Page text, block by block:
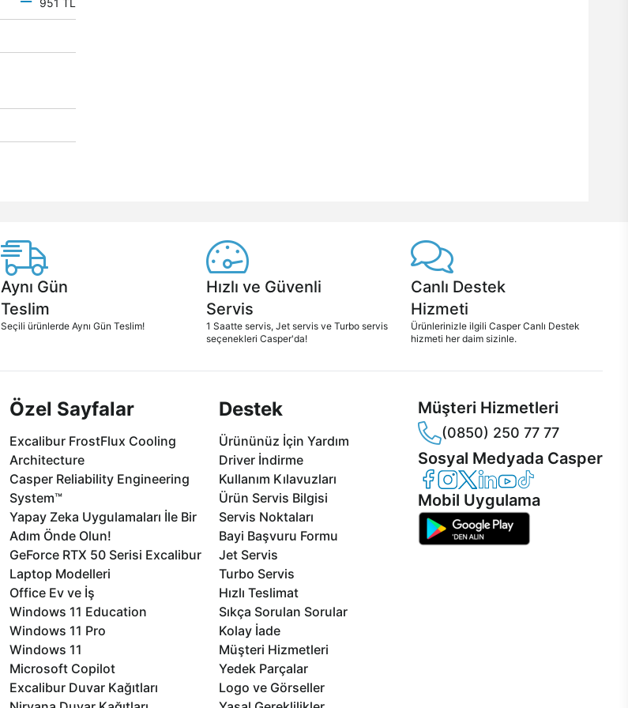
951 TL
Aynı Gün
Teslim
Seçili ürünlerde Aynı Gün Teslim!
Hızlı ve Güvenli
Servis
1 Saatte servis, Jet servis ve Turbo servis
seçenekleri Casper'da!
Canlı Destek
Hizmeti
Ürünlerinizle ilgili Casper Canlı Destek
hizmeti her daim sizinle.
Özel Sayfalar
Excalibur FrostFlux Cooling
Architecture
Casper Reliability Engineering
System™
Yapay Zeka Uygulamaları İle Bir
Adım Önde Olun!
GeForce RTX 50 Serisi Excalibur
Laptop Modelleri
Office Ev ve İş
Windows 11 Education
Windows 11 Pro
Windows 11
Microsoft Copilot
Excalibur Duvar Kağıtları
Destek
Ürününüz İçin Yardım
Driver İndirme
Kullanım Kılavuzları
Ürün Servis Bilgisi
Servis Noktaları
Bayi Başvuru Formu
Jet Servis
Turbo Servis
Hızlı Teslimat
Sıkça Sorulan Sorular
Kolay İade
Müşteri Hizmetleri
Yedek Parçalar
Logo ve Görseller
Müşteri Hizmetleri
(0850) 250 77 77
Sosyal Medyada Casper
Casper Facebook
Casper Instagram
Casper Twitter
Casper LinkedIn
Casper YouTube
Casper TikTok
Mobil Uygulama